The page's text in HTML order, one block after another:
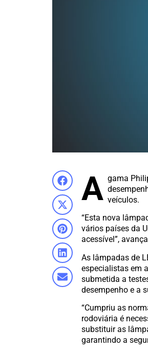
A gama
veículos.
“Esta nova
vários países da
acessível”,
As lâmpadas de
especialistas em
submetida a
desempenho e a
“Cumpriu as
rodoviária é
substituir as
garantindo a